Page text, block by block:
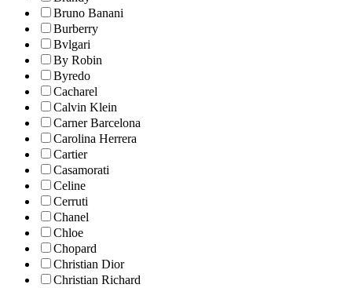
Bruno Banani
Burberry
Bvlgari
By Robin
Byredo
Cacharel
Calvin Klein
Carner Barcelona
Carolina Herrera
Cartier
Casamorati
Celine
Cerruti
Chanel
Chloe
Chopard
Christian Dior
Christian Richard